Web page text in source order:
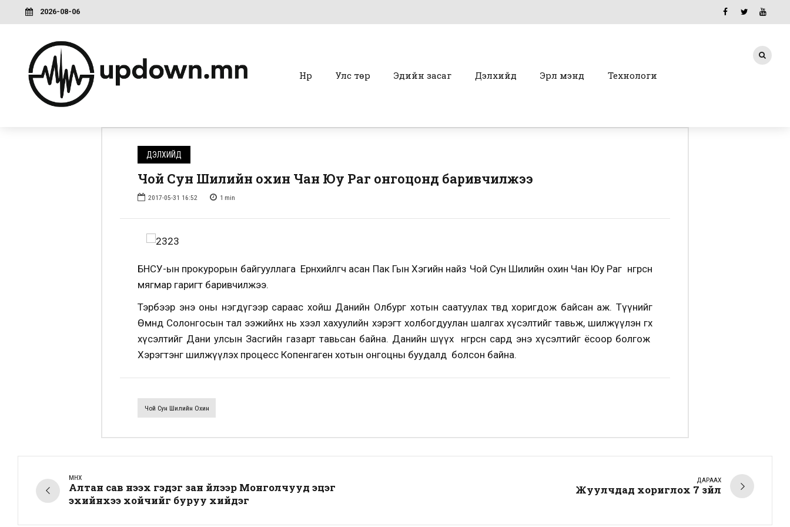
2026-08-06
Нүүр Улс төр Эдийн засаг Дэлхийд Эрүүл мэнд Технологи
ДЭЛХИЙД
Чой Сун Шилийн охин Чан Юу Раг онгоцонд баривчилжээ
2017-05-31 16:52 1 min
БНСУ-ын прокурорын байгууллага Ерөнхийлөгч асан Пак Гын Хэгийн найз Чой Сун Шилийн охин Чан Юу Раг өнгөрсөн
мягмар гаригт баривчилжээ.
Тэрбээр энэ оны нэгдүгээр сараас хойш Данийн Олбург хотын саатуулах төвд хоригдож байсан аж. Түүнийг
Өмнөд Солонгосын тал ээжийнх нь хээл хахуулийн хэрэгт холбогдуулан шалгах хүсэлтийг тавьж, шилжүүлэн өгөх
хүсэлтийг Дани улсын Засгийн газарт тавьсан байна. Данийн шүүх өнгөрсөн сард энэ хүсэлтийг ёсоор болгож
Хэрэгтэнг шилжүүлэх процесс Копенгаген хотын онгоцны буудалд болсон байна.
Чой Сун Шилийн Охин
ӨМНӨХ
Алтан сав нээх гэдэг зан үйлээр Монголчууд эцэг
эхийнхээ хойчийг буруу хийдэг үү
ДАРААХ
Жуулчдад хориглох 7 зүйл